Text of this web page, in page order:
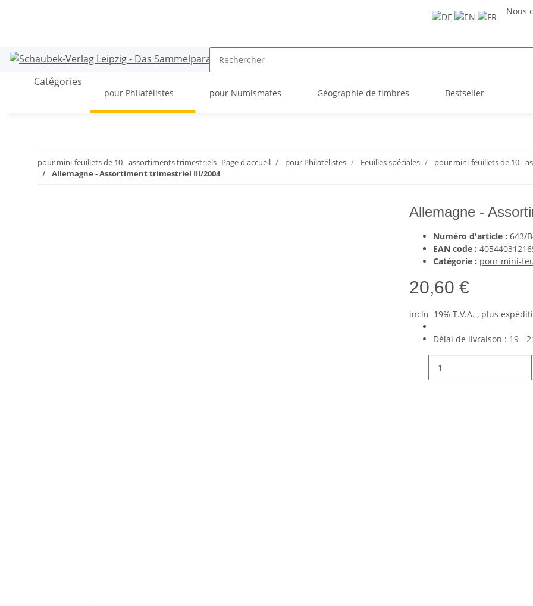
Nous
Catégories
pour Philatélistes pour Numismates Géographie de timbres Bestseller
pour mini-feuillets de 10 - assortiments trimestriels Page d'accueil pour Philatélistes Feuilles spéciales
pour mini-feuillets de 10 -
Allemagne - Assortiment trimestriel III/2004
Allemagne -
Numéro d'article : 643/
EAN code :
Catégorie : pour mini-
20,60 €
inclu 19% T.V.A. , plus
Délai de livraison : 19 -